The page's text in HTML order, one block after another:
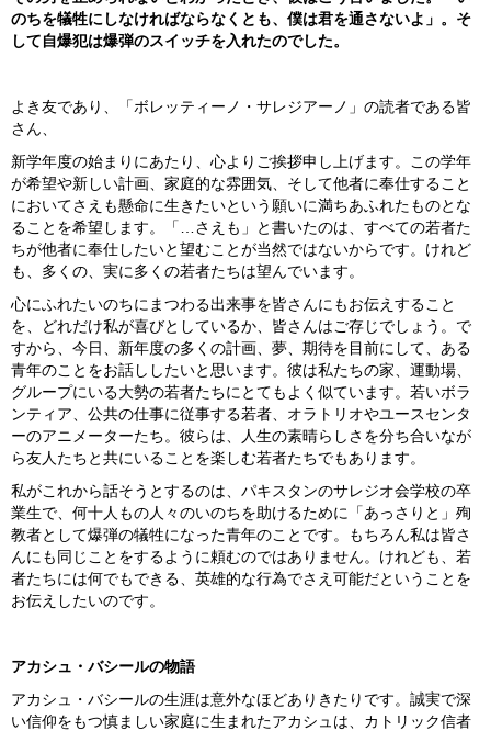
のちを犠牲にしなければならなくとも、僕は君を通さないよ」。そ
して自爆犯は爆弾のスイッチを入れたのでした。
よき友であり、「ボレッティーノ・サレジアーノ」の読者である皆
さん、
新学年度の始まりにあたり、心よりご挨拶申し上げます。この学年
が希望や新しい計画、家庭的な雰囲気、そして他者に奉仕すること
においてさえも懸命に生きたいという願いに満ちあふれたものとな
ることを希望します。「…さえも」と書いたのは、すべての若者た
ちが他者に奉仕したいと望むことが当然ではないからです。けれど
も、多くの、実に多くの若者たちは望んでいます。
心にふれたいのちにまつわる出来事を皆さんにもお伝えすること
を、どれだけ私が喜びとしているか、皆さんはご存じでしょう。で
すから、今日、新年度の多くの計画、夢、期待を目前にして、ある
青年のことをお話ししたいと思います。彼は私たちの家、運動場、
グループにいる大勢の若者たちにとてもよく似ています。若いボラ
ンティア、公共の仕事に従事する若者、オラトリオやユースセンタ
ーのアニメーターたち。彼らは、人生の素晴らしさを分ち合いなが
ら友人たちと共にいることを楽しむ若者たちでもあります。
私がこれから話そうとするのは、パキスタンのサレジオ会学校の卒
業生で、何十人もの人々のいのちを助けるために「あっさりと」殉
教者として爆弾の犠牲になった青年のことです。もちろん私は皆さ
んにも同じことをするように頼むのではありません。けれども、若
者たちには何でもできる、英雄的な行為でさえ可能だということを
お伝えしたいのです。
アカシュ・バシールの物語
アカシュ・バシールの生涯は意外なほどありきたりです。誠実で深
い信仰をもつ慎ましい家庭に生まれたアカシュは、カトリック信者